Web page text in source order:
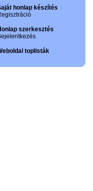
honlap készítés
szerkesztés
toplisták